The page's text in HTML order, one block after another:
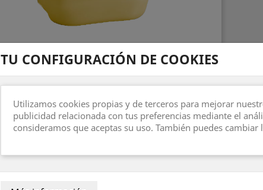
TU CONFIGURACIÓN DE COOKIES
Utilizamos cookies propias y de terceros para mejorar
publicidad relacionada con tus preferencias mediante el
consideramos que aceptas su uso. También puedes